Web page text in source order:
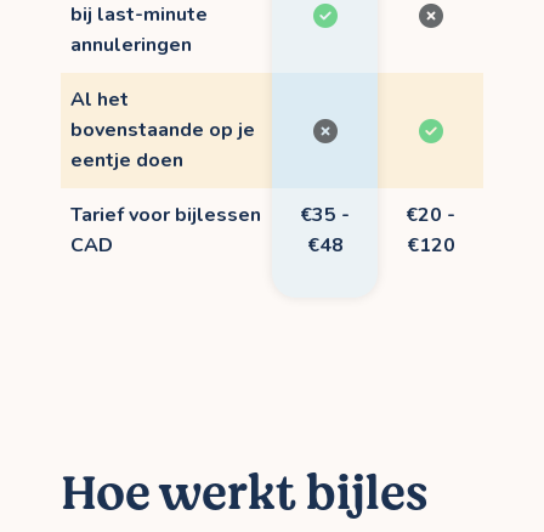
bij last-minute
annuleringen
Al het
bovenstaande op je
eentje doen
Tarief voor bijlessen
CAD
€35 -
€48
€20 -
€120
Hoe werkt bijles